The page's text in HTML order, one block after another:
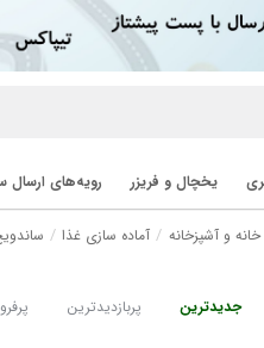
یخچال و فریزر رویه‌های ارسال
خانه و آشپزخانه آماده سازی غذا
جدیدترین پربازدیدترین